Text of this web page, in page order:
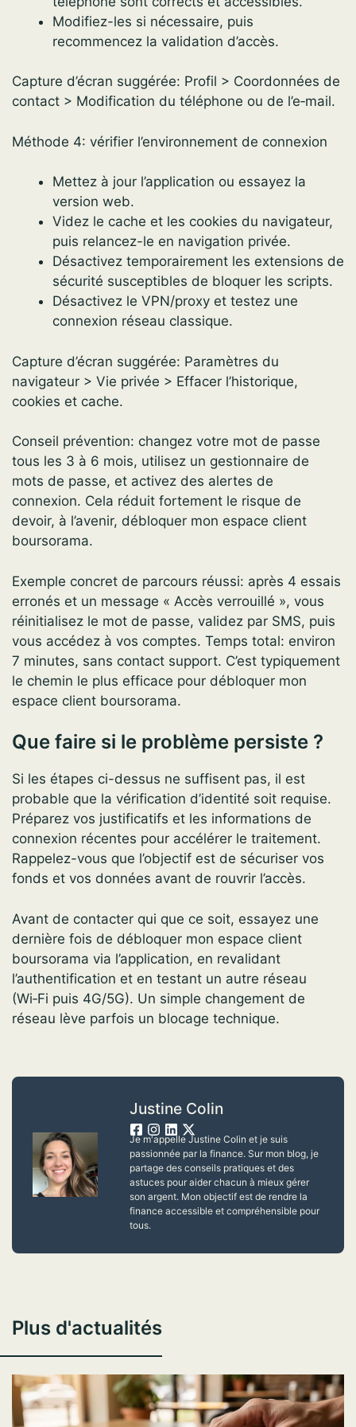
Modifiez-les si nécessaire, puis
recommencez la validation d’accès.
Capture d’écran suggérée: Profil > Coordonnées de
contact > Modification du téléphone ou de l’e‑mail.
Méthode 4: vérifier l’environnement de connexion
Mettez à jour l’application ou essayez la
version web.
Videz le cache et les cookies du navigateur,
puis relancez-le en navigation privée.
Désactivez temporairement les extensions de
sécurité susceptibles de bloquer les scripts.
Désactivez le VPN/proxy et testez une
connexion réseau classique.
Capture d’écran suggérée: Paramètres du
navigateur > Vie privée > Effacer l’historique,
cookies et cache.
Conseil prévention: changez votre mot de passe
tous les 3 à 6 mois, utilisez un gestionnaire de
mots de passe, et activez des alertes de
connexion. Cela réduit fortement le risque de
devoir, à l’avenir, débloquer mon espace client
boursorama.
Exemple concret de parcours réussi: après 4 essais
erronés et un message « Accès verrouillé », vous
réinitialisez le mot de passe, validez par SMS, puis
vous accédez à vos comptes. Temps total: environ
7 minutes, sans contact support. C’est typiquement
le chemin le plus efficace pour débloquer mon
espace client boursorama.
Que faire si le problème persiste ?
Si les étapes ci-dessus ne suffisent pas, il est
probable que la vérification d’identité soit requise.
Préparez vos justificatifs et les informations de
connexion récentes pour accélérer le traitement.
Rappelez-vous que l’objectif est de sécuriser vos
fonds et vos données avant de rouvrir l’accès.
Avant de contacter qui que ce soit, essayez une
dernière fois de débloquer mon espace client
boursorama via l’application, en revalidant
l’authentification et en testant un autre réseau
(Wi‑Fi puis 4G/5G). Un simple changement de
réseau lève parfois un blocage technique.
Justine Colin
Je m'appelle Justine Colin et je suis
passionnée par la finance. Sur mon blog, je
partage des conseils pratiques et des
astuces pour aider chacun à mieux gérer
son argent. Mon objectif est de rendre la
finance accessible et compréhensible pour
tous.
Plus d'actualités